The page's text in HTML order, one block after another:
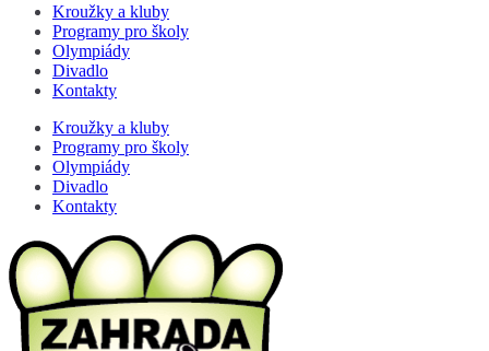
Kroužky a kluby
Programy pro školy
Olympiády
Divadlo
Kontakty
Kroužky a kluby
Programy pro školy
Olympiády
Divadlo
Kontakty